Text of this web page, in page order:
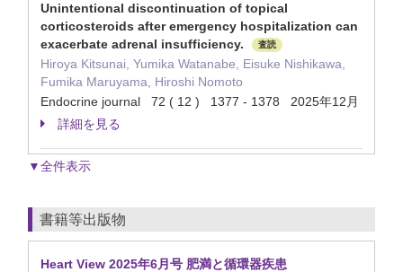
Unintentional discontinuation of topical
corticosteroids after emergency hospitalization can
exacerbate adrenal insufficiency.
査読
Hiroya Kitsunai, Yumika Watanabe, Eisuke Nishikawa,
Fumika Maruyama, Hiroshi Nomoto
Endocrine journal 72 ( 12 ) 1377 - 1378 2025年12月
詳細を見る
▼全件表示
書籍等出版物
Heart View 2025年6月号 肥満と循環器疾患